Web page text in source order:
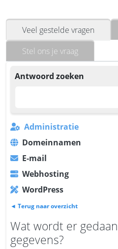
Veel gestelde vragen
Stel ons je vraag
Antwoord zoeken
Administratie
Domeinnamen
E-mail
Webhosting
WordPress
◄ Terug naar overzicht
Wat wordt er
gegevens?